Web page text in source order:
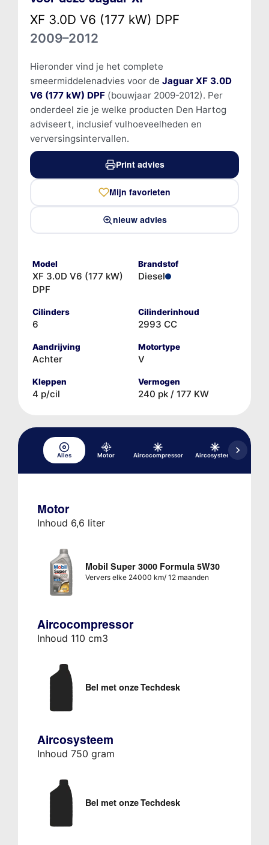
XF 3.0D V6 (177 kW) DPF
2009–2012
Hieronder vind je het complete
smeermiddelenadvies voor de Jaguar XF 3.0D
V6 (177 kW) DPF(bouwjaar 2009-2012). Per
onderdeel zie je welke producten Den Hartog
adviseert, inclusief vulhoeveelheden en
verversingsintervallen.
Print advies
Mijn favorieten
nieuw advies
Model
XF 3.0D V6 (177 kW)
DPF
Brandstof
Diesel
Cilinders
6
Cilinderinhoud
2993 CC
Aandrijving
Achter
Motortype
V
Kleppen
4 p/cil
Vermogen
240 pk / 177 KW
Alles Motor Aircocompressor Aircosysteem
Motor
Inhoud 6,6 liter
Mobil Super 3000 Formula 5W30
Ververs elke 24000 km/ 12 maanden
Aircocompressor
Inhoud 110 cm3
Bel met onze Techdesk
Aircosysteem
Inhoud 750 gram
Bel met onze Techdesk